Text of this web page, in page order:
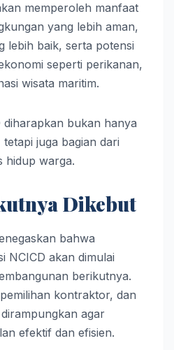
memperoleh manfaat
yang lebih aman,
lebih baik, serta potensi
seperti perikanan,
wisata maritim.
diharapkan bukan hanya
juga bagian dari
hidup warga.
Dikebut
bahwa
NCICD akan dimulai
berikutnya.
kontraktor, dan
agar
efektif dan efisien.